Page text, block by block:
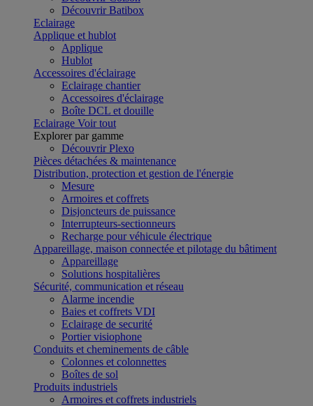
Découvrir Batibox
Eclairage
Applique et hublot
Applique
Hublot
Accessoires d'éclairage
Eclairage chantier
Accessoires d'éclairage
Boîte DCL et douille
Eclairage Voir tout
Explorer par gamme
Découvrir Plexo
Pièces détachées & maintenance
Distribution, protection et gestion de l'énergie
Mesure
Armoires et coffrets
Disjoncteurs de puissance
Interrupteurs-sectionneurs
Recharge pour véhicule électrique
Appareillage, maison connectée et pilotage du bâtiment
Appareillage
Solutions hospitalières
Sécurité, communication et réseau
Alarme incendie
Baies et coffrets VDI
Eclairage de securité
Portier visiophone
Conduits et cheminements de câble
Colonnes et colonnettes
Boîtes de sol
Produits industriels
Armoires et coffrets industriels